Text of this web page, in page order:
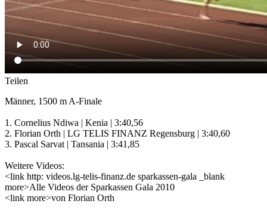
Teilen
Männer, 1500 m A-Finale
1. Cornelius Ndiwa | Kenia | 3:40,56
2. Florian Orth | LG TELIS FINANZ Regensburg | 3:40,60
3. Pascal Sarvat | Tansania | 3:41,85
Weitere Videos:
<link http: videos.lg-telis-finanz.de sparkassen-gala _blank
more>Alle Videos der Sparkassen Gala 2010
<link more>von Florian Orth